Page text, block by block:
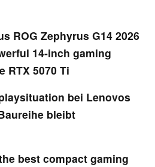
ROG Zephyrus G14 2026
14-inch gaming
RTX 5070 Ti
bei Lenovos
bleibt
best compact gaming